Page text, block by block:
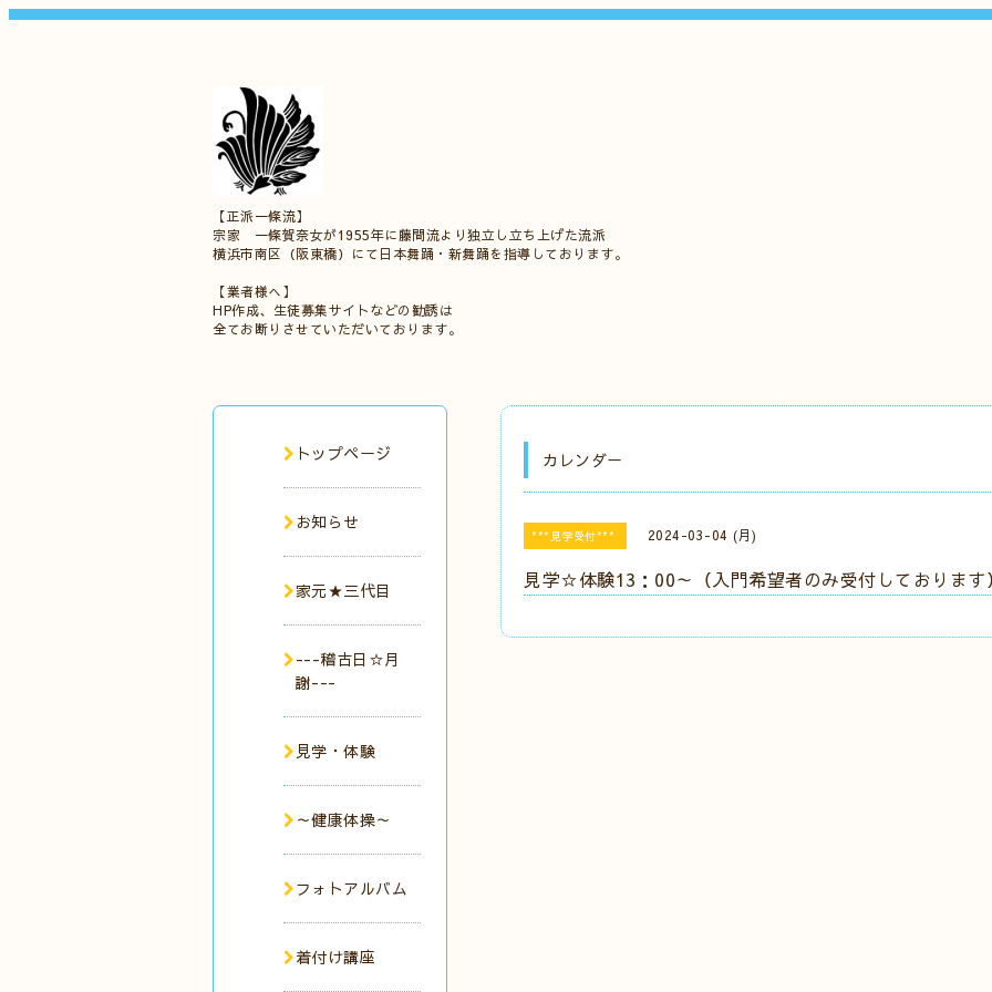
【正派一條流】
宗家 一條賀奈女が1955年に藤間流より独立し立ち上げた流派
横浜市南区（阪東橋）にて日本舞踊・新舞踊を指導しております。
【業者様へ】
HP作成、生徒募集サイトなどの勧誘は
全てお断りさせていただいております。
カレンダー
***見学受付*** 2024-03-04 (月)
見学☆体験13：00～（入門希望者のみ受付しております
トップページ
お知らせ
家元★三代目
---稽古日☆月
謝---
見学・体験
～健康体操～
フォトアルバム
着付け講座